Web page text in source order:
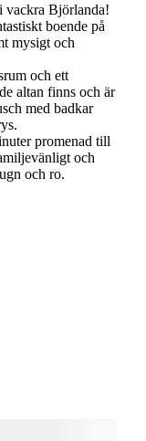
vackra Björlanda!
boende på
mysigt och
och ett
altan finns och är
med badkar
promenad till
och
och ro.